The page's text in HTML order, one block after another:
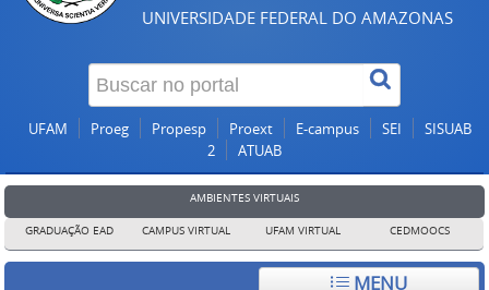
Legislação
Canais
UNIVERSIDADE FEDERAL DO AMAZONAS
UFAM Proeg Propesp Proext E-campus SEI
SISUAB
2
ATUAB
AMBIENTES VIRTUAIS
GRADUAÇÃO EAD CAMPUS VIRTUAL UFAM VIRTUAL CEDMOOCS
MENU